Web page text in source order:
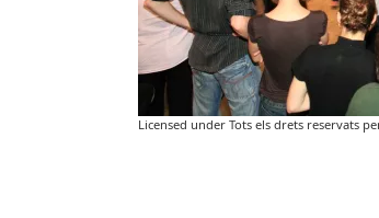
Licensed under Tots els drets reservats